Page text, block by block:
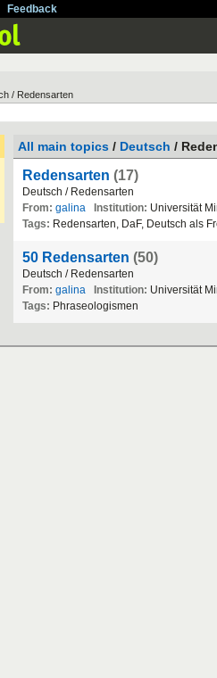
Feedback
/ Redensarten
All main topics / Deutsch /
Redensarten (17)
Deutsch / Redensarten
From: galina Institution: Universität
Tags: Redensarten, DaF, Deutsch als
50 Redensarten (50)
Deutsch / Redensarten
From: galina Institution: Universität
Tags: Phraseologismen